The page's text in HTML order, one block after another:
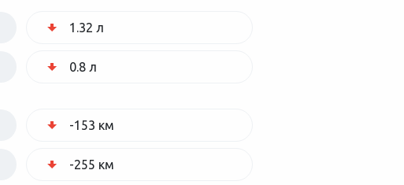
1.32 л
0.8 л
-153 км
-255 км